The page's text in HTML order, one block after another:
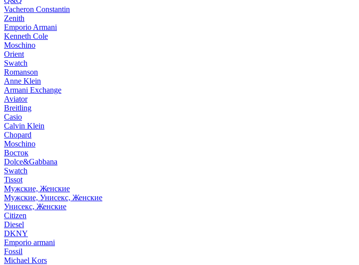
Vacheron Constantin
Zenith
Emporio Armani
Kenneth Cole
Moschino
Orient
Swatch
Romanson
Anne Klein
Armani Exchange
Aviator
Breitling
Casio
Calvin Klein
Chopard
Moschino
Восток
Dolce&Gabbana
Swatch
Tissot
Мужские, Женские
Мужские, Унисекс, Женские
Унисекс, Женские
Citizen
Diesel
DKNY
Emporio armani
Fossil
Michael Kors